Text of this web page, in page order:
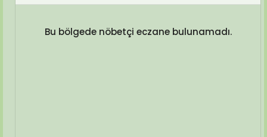
Bu bölgede nöbetçi eczane bulunamadı.